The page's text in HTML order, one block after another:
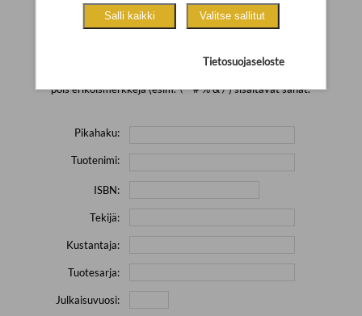
pois erikoismerkkejä (esim. \' " # % & / ) sisältävät sanat.
Pikahaku:
Tuotenimi:
ISBN:
Tekijä:
Kustantaja:
Tuotesarja:
Julkaisuvuosi:
Salli kaikki Valitse sallitut
Tietosuojaseloste